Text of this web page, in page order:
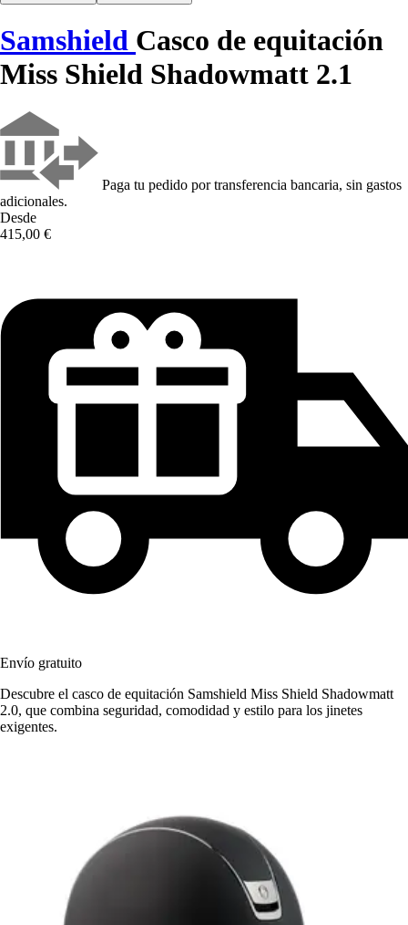
Samshield Casco de equitación
Miss Shield Shadowmatt 2.1
Paga tu pedido por transferencia bancaria, sin gastos
adicionales.
Desde
415,00 €
Envío gratuito
Descubre el casco de equitación Samshield Miss Shield Shadowmatt
2.0, que combina seguridad, comodidad y estilo para los jinetes
exigentes.